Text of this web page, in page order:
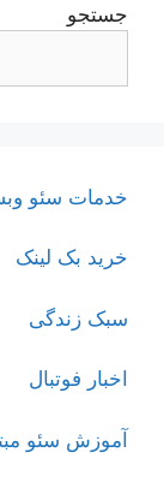
جستجو
خدمات سئو
خرید بک لینک
سبک زندگی
اخبار فوتبال
آموزش سئو